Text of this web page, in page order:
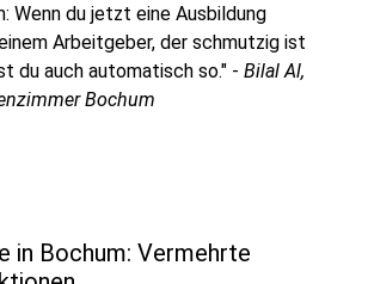
Wenn du jetzt eine Ausbildung
Arbeitgeber, der schmutzig ist
du auch automatisch so." - Bilal Al,
Bochum
in Bochum: Vermehrte